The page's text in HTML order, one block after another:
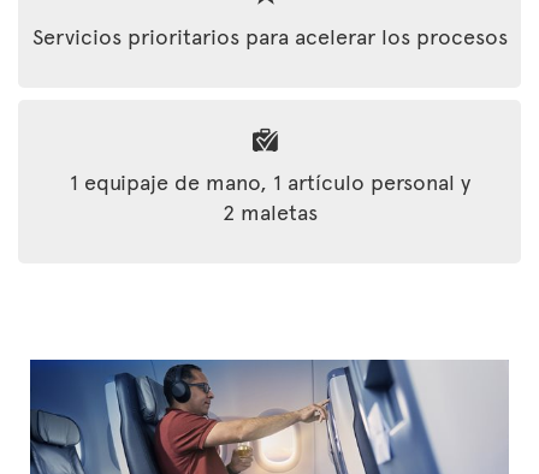
Servicios prioritarios para acelerar los procesos
1 equipaje de mano, 1 artículo personal y
2 maletas